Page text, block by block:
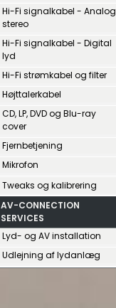
Hi-Fi signalkabel - Analog
stereo
Hi-Fi signalkabel - Digital
lyd
Hi-Fi strømkabel og filter
Højttalerkabel
CD, LP, DVD og Blu-ray
cover
Fjernbetjening
Mikrofon
Tweaks og kalibrering
AV-CONNECTION
SERVICES
Lyd- og AV installation
Udlejning af lydanlæg